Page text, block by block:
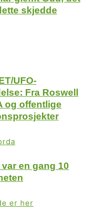
skjedde
UFO-
Fra Roswell
og offentlige
en gang 10